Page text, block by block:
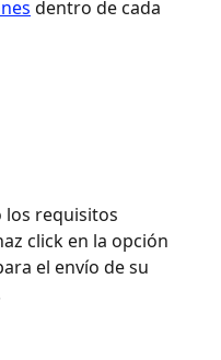
dentro de cada
los requisitos
click en la opción
el envío de su